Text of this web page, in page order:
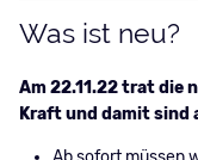
Was ist neu?
Am 22.11.22 trat die
Kraft und damit sind